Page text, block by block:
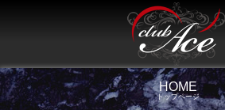
HOME
トップページ